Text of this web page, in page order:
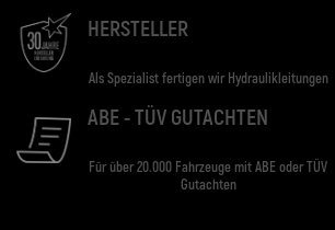
HERSTELLER
Als Spezialist fertigen wir Hydraulikleitungen
ABE - TÜV GUTACHTEN
Für über 20.000 Fahrzeuge mit ABE oder TÜV
Gutachten